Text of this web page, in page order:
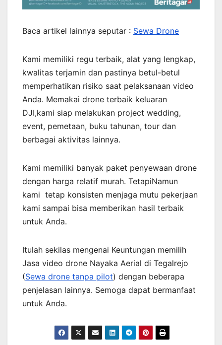
Baca artikel lainnya seputar : Sewa Drone
Kami memiliki regu terbaik, alat yang lengkap,
kwalitas terjamin dan pastinya betul-betul
memperhatikan risiko saat pelaksanaan video
Anda. Memakai drone terbaik keluaran
DJI,kami siap melakukan project wedding,
event, pemetaan, buku tahunan, tour dan
berbagai aktivitas lainnya.
Kami memiliki banyak paket penyewaan drone
dengan harga relatif murah. TetapiNamun
kami tetap konsisten menjaga mutu pekerjaan
kami sampai bisa memberikan hasil terbaik
untuk Anda.
Itulah sekilas mengenai Keuntungan memilih
Jasa video drone Nayaka Aerial di Tegalrejo
(Sewa drone tanpa pilot) dengan beberapa
penjelasan lainnya. Semoga dapat bermanfaat
untuk Anda.